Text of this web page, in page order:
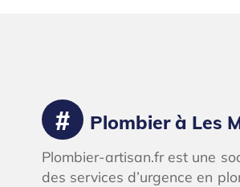
Plombier à Les
Plombier-artisan.fr est une
des services d’urgence en